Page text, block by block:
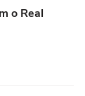
o Real